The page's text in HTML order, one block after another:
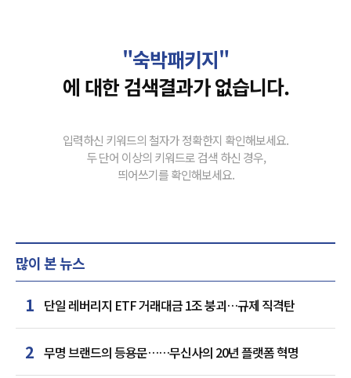
"숙박패키지"
에 대한 검색결과가 없습니다.
입력하신 키워드의 철자가 정확한지 확인해보세요.
두 단어 이상의 키워드로 검색 하신 경우,
띄어쓰기를 확인해보세요.
많이 본 뉴스
1 단일 레버리지 ETF 거래대금 1조 붕괴…규제 직격탄
2 무명 브랜드의 등용문……무신사의 20년 플랫폼 혁명